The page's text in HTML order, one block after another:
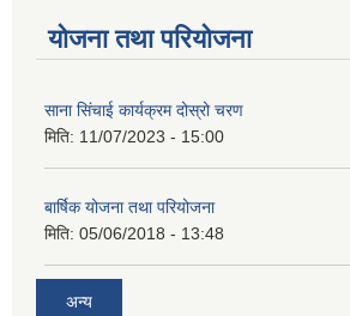
योजना तथा परियोजना
साना सिंचाई कार्यक्रम दोस्रो चरण
मिति: 11/07/2023 - 15:00
बार्षिक योजना तथा परियोजना
मिति: 05/06/2018 - 13:48
अन्य